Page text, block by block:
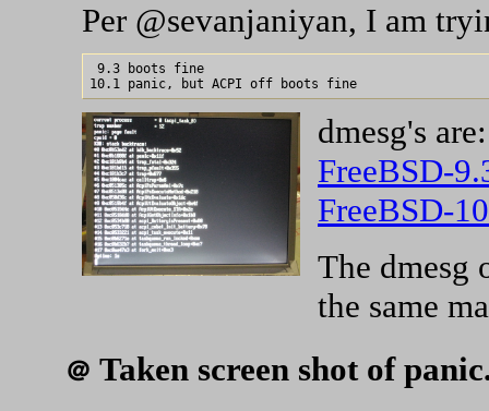
Per @sevanjaniyan, I am
9.3 boots fine
dmesg's are:
FreeBSD-
FreeBSD-
The dmesg
the same
＠ Taken screen shot of